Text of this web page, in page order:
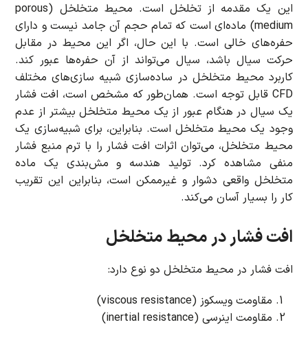
این یک مقدمه از تخلخل است. محیط متخلخل (porous
medium) ماده‌ای است که تمام حجم آن جامد نیست و دارای
حفره‌های خالی است. با این حال، اگر این محیط در مقابل
حرکت سیال باشد، سیال می‌تواند از آن حفره‌ها عبور کند.
کاربرد محیط متخلخل در ساده‌سازی شبیه سازی‌های مختلف
CFD قابل توجه است. همان‌طور که مشخص است، افت فشار
یک سیال در هنگام عبور از یک محیط متخلخل بیشتر از عدم
وجود یک محیط متخلخل است. بنابراین، برای شبیه‌سازی یک
محیط متخلخل، می‌توان اثرات افت فشار را با ترم منبع فشار
منفی مشاهده کرد. تولید هندسه و مش‌بندی یک ماده
متخلخل واقعی دشوار و غیرممکن است، بنابراین این تقریب
کار را بسیار آسان می‌کند.
افت فشار در محیط متخلخل
افت فشار در محیط متخلخل دو نوع دارد:
مقاومت ویسکوز (viscous resistance)
مقاومت اینرسی (inertial resistance)